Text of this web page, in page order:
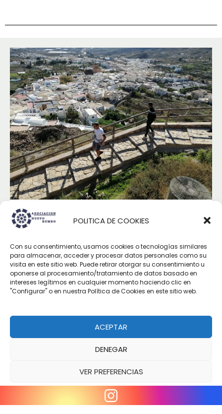
POLITICA DE COOKIES
Con su consentimiento, usamos cookies o tecnologías similares
para almacenar, acceder y procesar datos personales como su
visita en este sitio web. Puede retirar otorgar su consentimiento u
oponerse al procesamiento/tratamiento de datos basado en
intereses legítimos en cualquier momento haciendo clic en
"Configurar" o en nuestra Política de Cookies en este sitio web.
ACEPTAR
DENEGAR
VER PREFERENCIAS
Politica de cookies
EXCURSIÓN A NIJAR
La pasada navidad visitamos el Casco
Histórico de Níjar, su barrio de la Alfarería,
el museo del Agua y finalmente subimos
a la Atalaya, uno de los torreones de
vigilancia de los tantos que existen en
Asociación Nuevo Rumbo- Todos los derechos
reservados 2025®